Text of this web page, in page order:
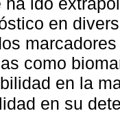
en
como
en la
en su